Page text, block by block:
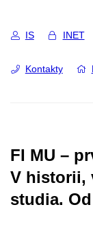
IS INET
Kontakty
FI MU –
V historii,
studia.